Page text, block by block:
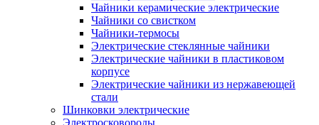
Чайники керамические электрические
Чайники со свистком
Чайники-термосы
Электрические стеклянные чайники
Электрические чайники в пластиковом
корпусе
Электрические чайники из нержавеющей
стали
Шинковки электрические
Электросковороды